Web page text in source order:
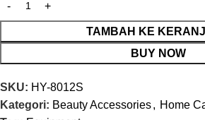
TAMBAH KE
BUY NOW
SKU: HY-8012S
Kategori: Beauty Accessories, Home